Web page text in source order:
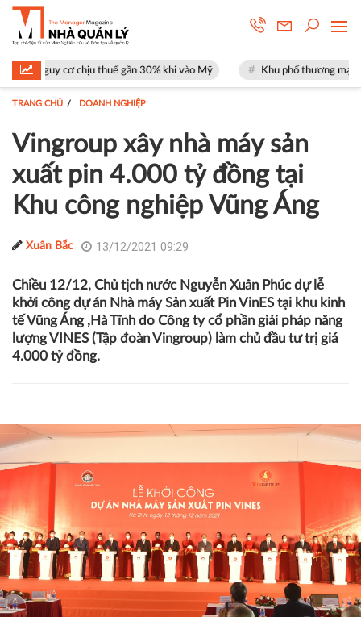
chịu thuế gần 30% khi vào Mỹ Khu phố thương mại SOHO tại The
TRANG CHỦ DOANH NGHIỆP
Vingroup xây nhà máy sản
xuất pin 4.000 tỷ đồng tại
Khu công nghiệp Vũng Áng
Xuân Bắc 13/12/2021 09:29
Chiều 12/12, Chủ tịch nước Nguyễn Xuân Phúc dự lễ
khởi công dự án Nhà máy Sản xuất Pin VinES tại khu kinh
tế Vũng Áng ,Hà Tĩnh do Công ty cổ phần giải pháp năng
lượng VINES (Tập đoàn Vingroup) làm chủ đầu tư trị giá
4.000 tỷ đồng.